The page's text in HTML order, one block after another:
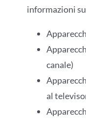
informazioni su
canale)
al